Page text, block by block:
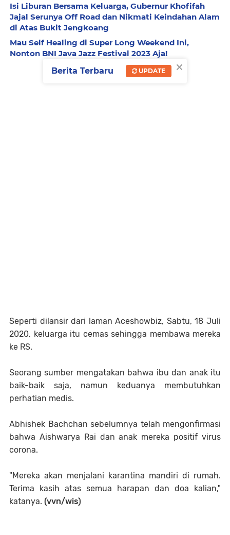
Isi Liburan Bersama Keluarga, Gubernur Khofifah
Jajal Serunya Off Road dan Nikmati Keindahan Alam
di Atas Bukit Jengkoang
Mau Self Healing di Super Long Weekend Ini,
Nonton BNI Java Jazz Festival 2023 Aja!
Seperti dilansir dari laman Aceshowbiz, Sabtu, 18 Juli
2020, keluarga itu cemas sehingga membawa mereka
ke RS.
Seorang sumber mengatakan bahwa ibu dan anak itu
baik-baik saja, namun keduanya membutuhkan
perhatian medis.
Abhishek Bachchan sebelumnya telah mengonfirmasi
bahwa Aishwarya Rai dan anak mereka positif virus
corona.
"Mereka akan menjalani karantina mandiri di rumah.
Terima kasih atas semua harapan dan doa kalian,"
katanya. (vvn/wis)
×
Berita Terbaru UPDATE